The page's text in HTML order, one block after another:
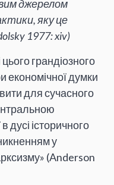
джерелом
яку це
1977: xiv)
грандіозного
економічної думки
для сучасного
дусі історичного
у
(Anderson